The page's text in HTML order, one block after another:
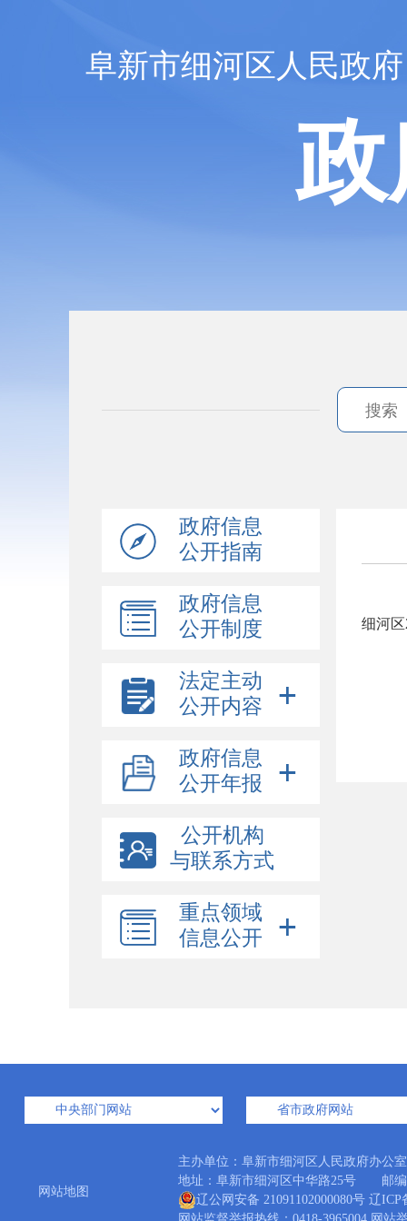
阜新市细河区人民政府
政府信息
公开指南
政府信息
公开制度
法定主动
公开内容
政府信息
公开年报
公开机构
与联系方式
重点领域
信息公开
细河
网站地图
主办单位：阜新市细河区人民政府办
地址：阜新市细河区中华路25号 邮
辽公网安备 21091102000080号 辽ICP